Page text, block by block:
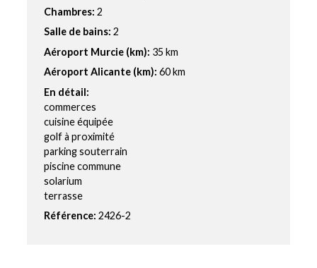
Chambres: 2
Salle de bains: 2
Aéroport Murcie (km): 35 km
Aéroport Alicante (km): 60 km
En détail:
commerces
cuisine équipée
golf à proximité
parking souterrain
piscine commune
solarium
terrasse
Référence:2426-2